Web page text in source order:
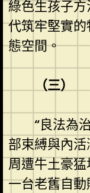
綠色生孩子
代筑牢堅實
態空間。
（三）
“良法為
部束縛與內
周遭牛土豪
一台老舊自